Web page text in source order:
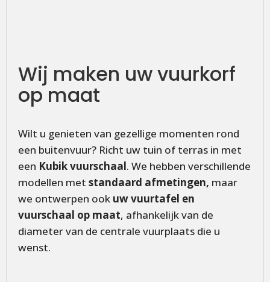
Wij maken uw vuurkorf
op maat
Wilt u genieten van gezellige momenten rond
een buitenvuur? Richt uw tuin of terras in met
een Kubik vuurschaal. We hebben verschillende
modellen met standaard afmetingen, maar
we ontwerpen ook uw vuurtafel en
vuurschaal op maat, afhankelijk van de
diameter van de centrale vuurplaats die u
wenst.